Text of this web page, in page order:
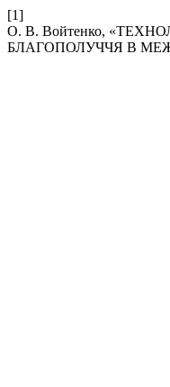
[1]
О. В. Войтенко,
БЛАГОПОЛУЧЧЯ В